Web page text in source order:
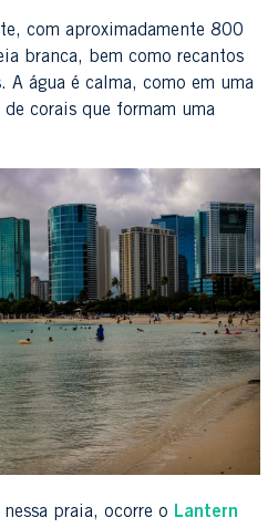
com aproximadamente 800
branca, bem como recantos
A água é calma, como em uma
corais que formam uma
nessa praia, ocorre o Lantern